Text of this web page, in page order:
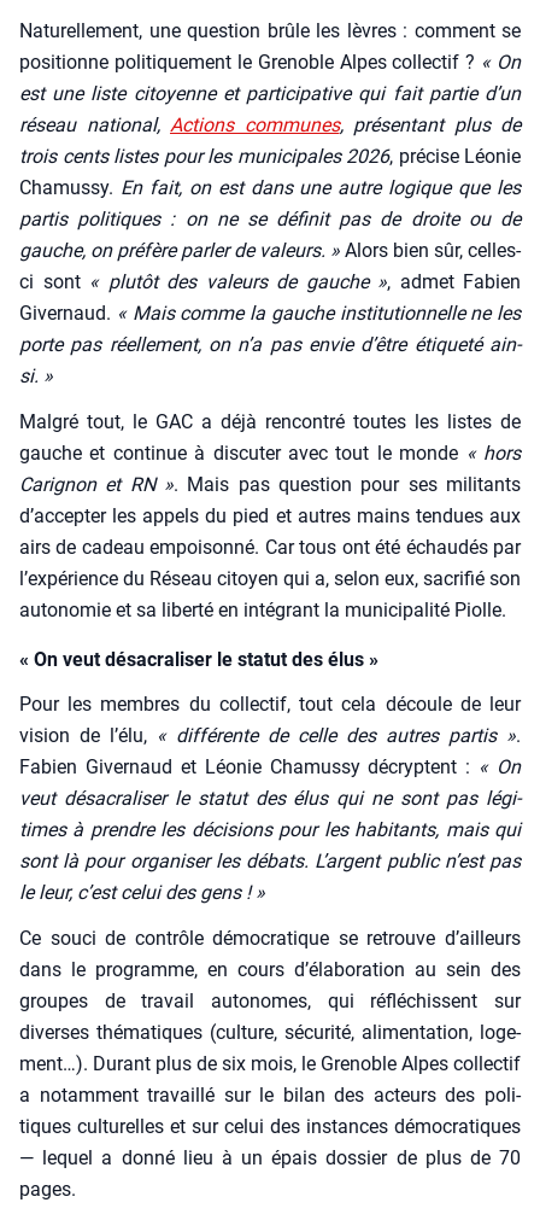
Natu­rel­le­ment, une ques­tion brûle les lèvres : com­ment se
posi­tionne poli­ti­que­ment le Gre­noble Alpes col­lec­tif ? « On
est une liste citoyenne et par­ti­ci­pa­tive qui fait par­tie d’un
réseau natio­nal, Actions com­munes, pré­sen­tant plus de
trois cents listes pour les muni­ci­pales 2026, pré­cise Léo­nie
Cha­mus­sy. En fait, on est dans une autre logique que les
par­tis poli­tiques : on ne se défi­nit pas de droite ou de
gauche, on pré­fère par­ler de valeurs. » Alors bien sûr, celles-
ci sont « plu­tôt des valeurs de gauche », admet Fabien
Giver­naud. « Mais comme la gauche ins­ti­tu­tion­nelle ne les
porte pas réel­le­ment, on n’a pas envie d’être éti­que­té ain­
si. »
Mal­gré tout, le GAC a déjà ren­con­tré toutes les listes de
gauche et conti­nue à dis­cu­ter avec tout le monde « hors
Cari­gnon et RN ». Mais pas ques­tion pour ses mili­tants
d’ac­cep­ter les appels du pied et autres mains ten­dues aux
airs de cadeau empoi­son­né. Car tous ont été échau­dés par
l’ex­pé­rience du Réseau citoyen qui a, selon eux, sacri­fié son
auto­no­mie et sa liber­té en inté­grant la muni­ci­pa­li­té Piolle.
« On veut désacraliser le statut des élus »
Pour les membres du col­lec­tif, tout cela découle de leur
vision de l’é­lu, « dif­fé­rente de celle des autres par­tis ».
Fabien Giver­naud et Léo­nie Cha­mus­sy décryptent : « On
veut désa­cra­li­ser le sta­tut des élus qui ne sont pas légi­
times à prendre les déci­sions pour les habi­tants, mais qui
sont là pour orga­ni­ser les débats. L’argent public n’est pas
le leur, c’est celui des gens ! »
Ce sou­ci de contrôle démo­cra­tique se retrouve d’ailleurs
dans le pro­gramme, en cours d’é­la­bo­ra­tion au sein des
groupes de tra­vail auto­nomes, qui réflé­chissent sur
diverses thé­ma­tiques (culture, sécu­ri­té, ali­men­ta­tion, loge­
ment…). Durant plus de six mois, le Gre­noble Alpes col­lec­tif
a notam­ment tra­vaillé sur le bilan des acteurs des poli­
tiques cultu­relles et sur celui des ins­tances démo­cra­tiques
— lequel a don­né lieu à un épais dos­sier de plus de 70
pages.